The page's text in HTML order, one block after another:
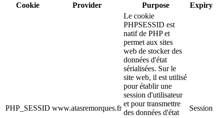
Cookie
Provider Purpose Expiry
PHP_SESSID www.atasremorques.fr
Le cookie
PHPSESSID est
natif de PHP et
permet aux sites
web de stocker des
données d'état
sérialisées. Sur le
site web, il est utilisé
pour établir une
session d'utilisateur
et pour transmettre
des données d'état
Session